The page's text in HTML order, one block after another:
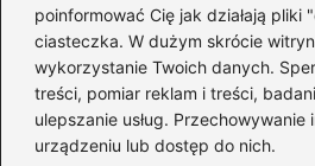
poinformować Cię jak działają pliki
ciasteczka. W dużym skrócie
wykorzystanie Twoich danych.
treści, pomiar reklam i treści,
ulepszanie usług. Przechowywanie
urządzeniu lub dostęp do nich.
Jak bez
adres
prosty
kroku